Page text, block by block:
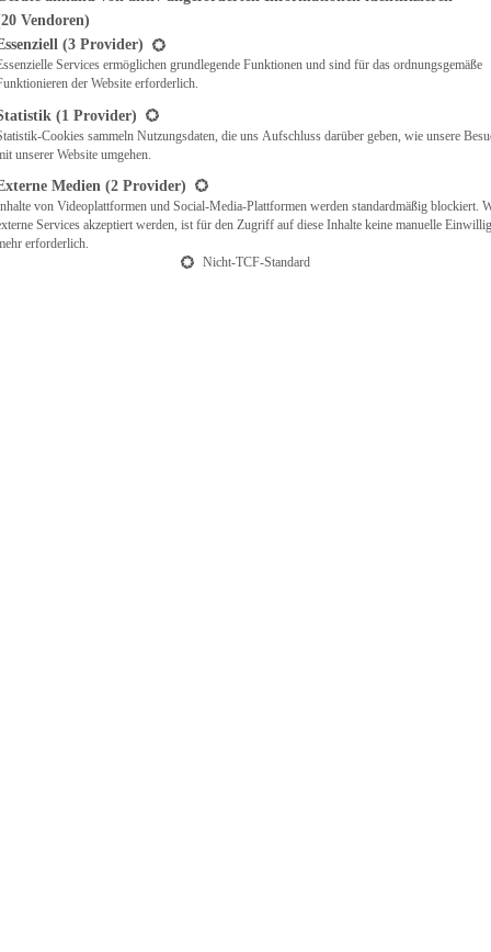
Vendoren)
eine Liste der Service-Gruppen, für die eine Einwilligung erteilt werden
(3 Provider)
Services ermöglichen grundlegende Funktionen und sind für das ordnungsgemäße
der Website erforderlich.
(1 Provider)
Cookies sammeln Nutzungsdaten, die uns Aufschluss darüber geben, wie unsere
unserer Website umgehen.
Medien (2 Provider)
von Videoplattformen und Social-Media-Plattformen werden standardmäßig blockiert.
Services akzeptiert werden, ist für den Zugriff auf diese Inhalte keine manuelle
erforderlich.
Nicht-TCF-Standard